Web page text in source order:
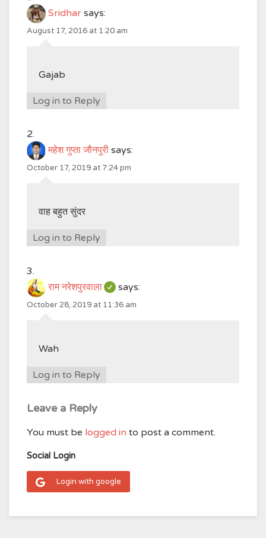
Sridhar says:
August 17, 2016 at 1:20 am
Gajab
Log in to Reply
महेश गुप्ता जौनपुरी says:
October 17, 2019 at 7:24 pm
वाह बहुत सुंदर
Log in to Reply
राम नरेशपुरवाला says:
October 28, 2019 at 11:36 am
Wah
Log in to Reply
Leave a Reply
You must be logged in to post a comment.
Social Login
Login with google